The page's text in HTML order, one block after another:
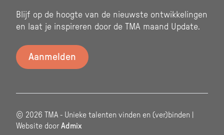
Blijf op de hoogte van de nieuwste ontwikkelingen
en laat je inspireren door de TMA maand Update.
© 2026 TMA - Unieke talenten vinden en (ver)binden |
Website door Admix